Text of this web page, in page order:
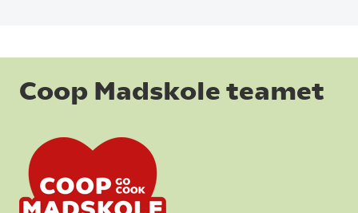
Coop Madskole teamet